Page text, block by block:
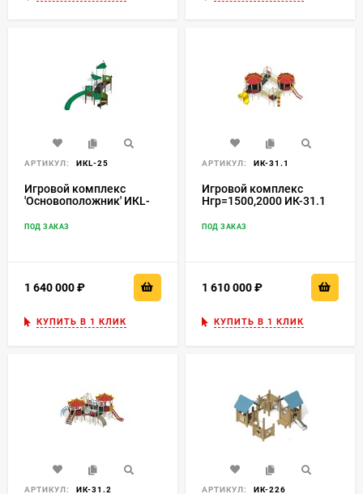
АРТИКУЛ: ИКL-25
Игровой комплекс
'Основоположник' ИКL-
ПОД ЗАКАЗ
1 640 000
КУПИТЬ В 1 КЛИК
АРТИКУЛ: ИК-31.1
Игровой комплекс
Нгр=1500,2000 ИК-31.1
ПОД ЗАКАЗ
1 610 000
КУПИТЬ В 1 КЛИК
АРТИКУЛ: ИК-31.2 АРТИКУЛ: ИК-226